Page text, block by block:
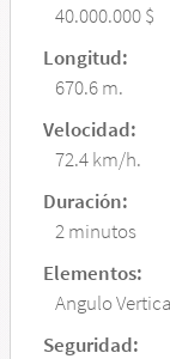
40.000.000 $
Longitud:
670.6 m.
Velocidad:
72.4 km/h.
Duración:
2 minutos
Elementos:
Angulo
Seguridad: